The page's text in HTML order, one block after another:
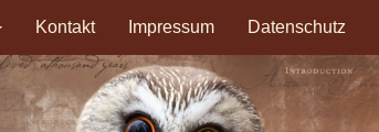
Kontakt Impressum Datenschutz